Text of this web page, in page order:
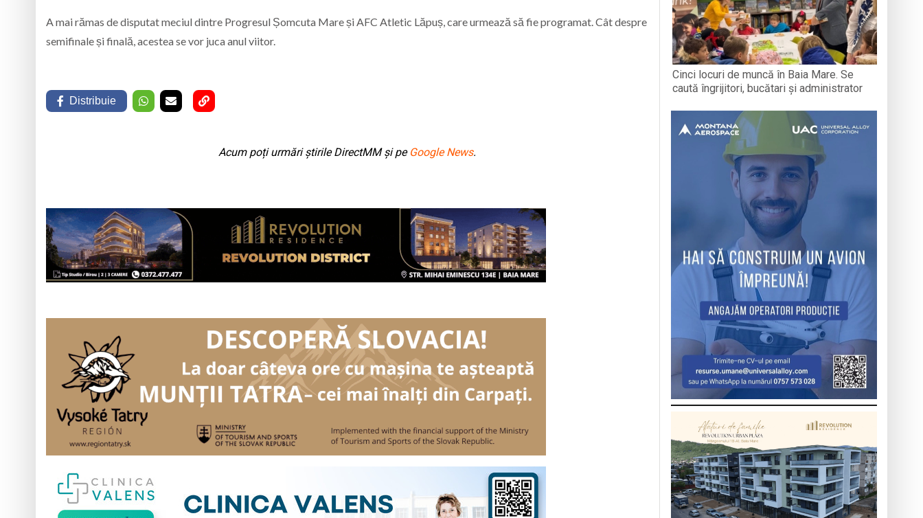
A mai rămas de disputat meciul dintre Progresul Șomcuta Mare și AFC Atletic Lăpuș, care urmează să fie programat. Cât despre
semifinale și finală, acestea se vor juca anul viitor.
Distribuie
Acum poți urmări știrile DirectMM și pe Google News.
Cinci locuri de muncă în Baia Mare. Se
caută îngrijitori, bucătari și administrator